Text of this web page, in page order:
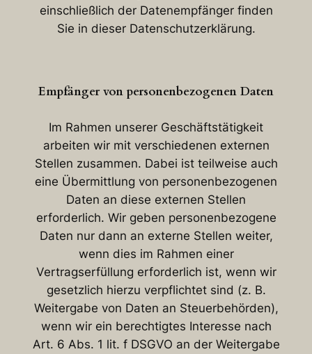
einschließlich der Datenempfänger finden
Sie in dieser Datenschutzerklärung.
Empfänger von personenbezogenen Daten
Im Rahmen unserer Geschäftstätigkeit
arbeiten wir mit verschiedenen externen
Stellen zusammen. Dabei ist teilweise auch
eine Übermittlung von personenbezogenen
Daten an diese externen Stellen
erforderlich. Wir geben personenbezogene
Daten nur dann an externe Stellen weiter,
wenn dies im Rahmen einer
Vertragserfüllung erforderlich ist, wenn wir
gesetzlich hierzu verpflichtet sind (z. B.
Weitergabe von Daten an Steuerbehörden),
wenn wir ein berechtigtes Interesse nach
Art. 6 Abs. 1 lit. f DSGVO an der Weitergabe